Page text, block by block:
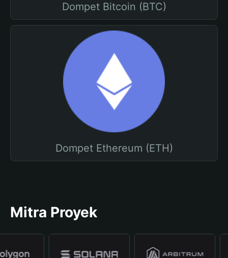
Dompet Bitcoin (BTC)
Dompet Ethereum (ETH)
Mitra Proyek